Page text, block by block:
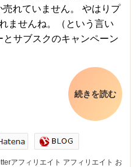
れていません。 やはりプ
ませんね。（という言い
サブスクのキャンペーン
続きを読む
アフィリエイト アフィリエイト お